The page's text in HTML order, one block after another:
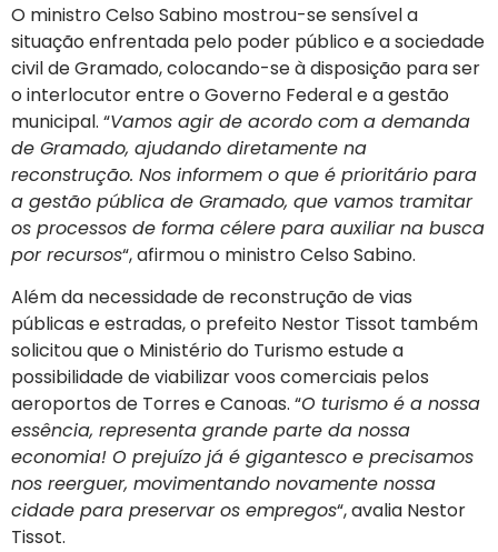
O ministro Celso Sabino mostrou-se sensível a
situação enfrentada pelo poder público e a sociedade
civil de Gramado, colocando-se à disposição para ser
o interlocutor entre o Governo Federal e a gestão
municipal. “Vamos agir de acordo com a demanda
de Gramado, ajudando diretamente na
reconstrução. Nos informem o que é prioritário para
a gestão pública de Gramado, que vamos tramitar
os processos de forma célere para auxiliar na busca
por recursos“, afirmou o ministro Celso Sabino.
Além da necessidade de reconstrução de vias
públicas e estradas, o prefeito Nestor Tissot também
solicitou que o Ministério do Turismo estude a
possibilidade de viabilizar voos comerciais pelos
aeroportos de Torres e Canoas. “O turismo é a nossa
essência, representa grande parte da nossa
economia! O prejuízo já é gigantesco e precisamos
nos reerguer, movimentando novamente nossa
cidade para preservar os empregos“, avalia Nestor
Tissot.